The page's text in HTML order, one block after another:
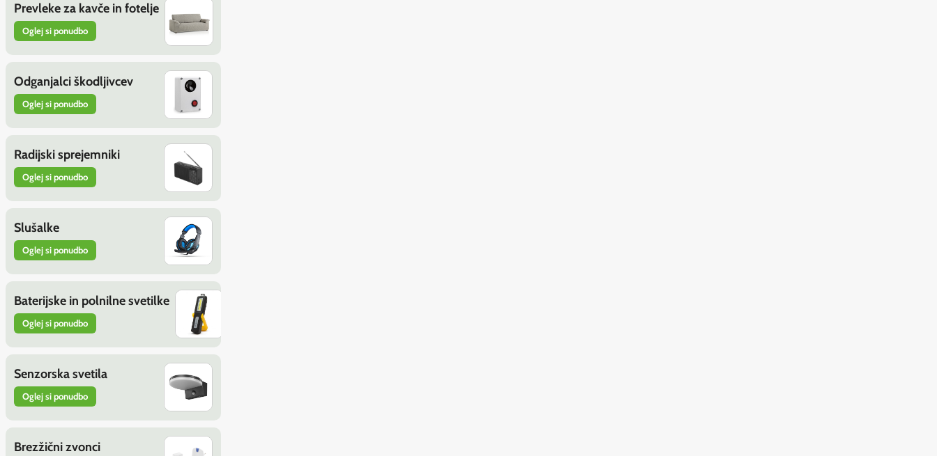
Prevleke za kavče in fotelje
Oglej si ponudbo
Odganjalci škodljivcev
Oglej si ponudbo
Radijski sprejemniki
Oglej si ponudbo
Slušalke
Oglej si ponudbo
Baterijske in polnilne svetilke
Oglej si ponudbo
Senzorska svetila
Oglej si ponudbo
Brezžični zvonci